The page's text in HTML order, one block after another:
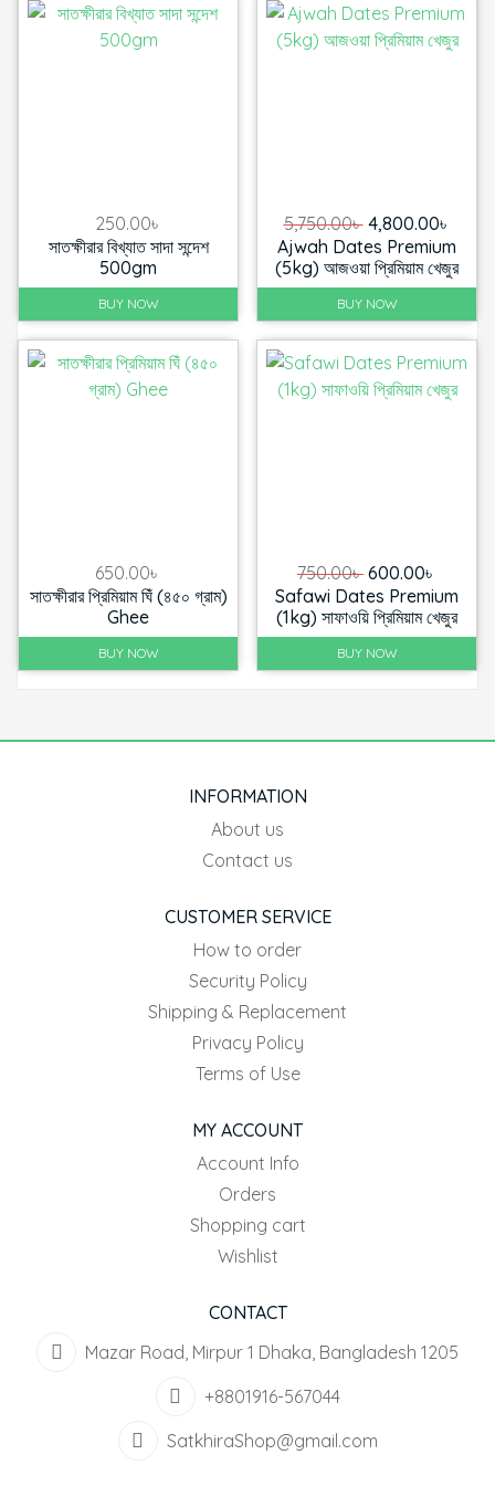
250.00৳
সাতক্ষীরার বিখ্যাত সাদা সন্দেশ
500gm
BUY NOW
5,750.00৳ Original
price
was:
5,750.00৳ .
4,800.00৳
price
is:
Ajwah Dates Premium
(5kg) আজওয়া প্রিমিয়াম খেজুর
BUY NOW
650.00৳
সাতক্ষীরার প্রিমিয়াম ঘিঁ (৪৫০ গ্রাম)
Ghee
BUY NOW
750.00৳ Original
price
was:
750.00৳ .
600.00৳
price
is:
Safawi Dates Premium
(1kg) সাফাওয়ি প্রিমিয়াম খেজুর
BUY NOW
INFORMATION
About us
Contact us
CUSTOMER SERVICE
How to order
Security Policy
Shipping & Replacement
Privacy Policy
Terms of Use
MY ACCOUNT
Account Info
Orders
Shopping cart
Wishlist
CONTACT
Mazar Road, Mirpur 1 Dhaka, Bangladesh 1205
+8801916-567044
SatkhiraShop@gmail.com